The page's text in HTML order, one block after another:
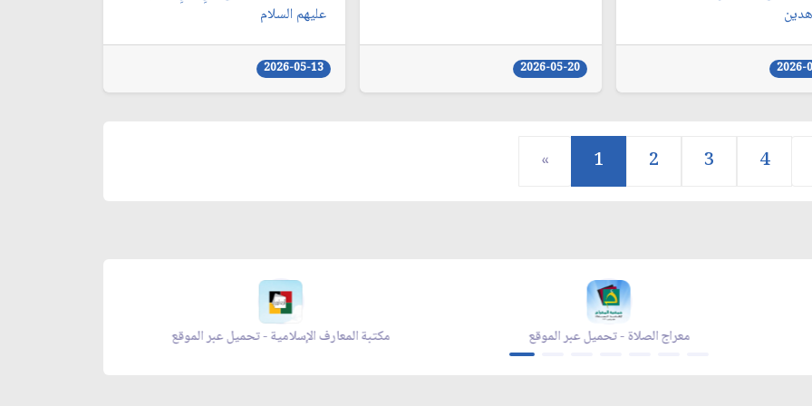
2026-
2026-05-20
عليهم السلام
2026-05-13
« 1 2 3 4
مكتبة المعارف الإسلامية - تحميل عبر الموقع معراج الصلاة - تحميل عبر الموقع